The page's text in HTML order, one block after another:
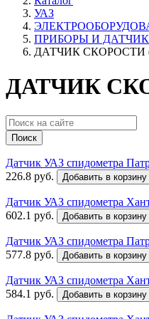
УАЗ
ПРИБОРЫ И
ДАТЧИК
ДАТЧИК
Поиск
Датчик УАЗ спидометра
226.8 руб.
Добавить в корзину
Датчик УАЗ спидометра
602.1 руб.
Добавить в корзину
Датчик УАЗ спидометра
577.8 руб.
Добавить в корзину
Датчик УАЗ спидометра
584.1 руб.
Добавить в корзину